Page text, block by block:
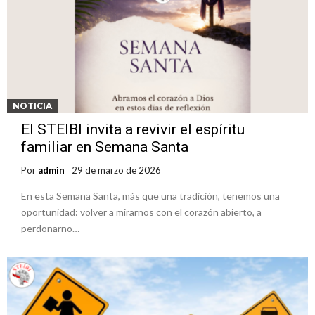
STEIBI te recuerda cuales son las 4 hormonas de la felicidad
STEIBI recuerda el “Día Mundial de Prevención de Cáncer de Cuello
STEIBI celebra el Dia Mundial de Conciencia sobre la Epilepsia
STEIBI VIVE LA PASIÓN DEL FÚTBOL
Llega a STEIBI una innovadora propuesta en servicios
gastronómicos “Joana Coffee”
Ministerio de Trabajo, ITAIPU y STEIBI impulsarán formación en
carreras técnicas
NIÑOS APRENDIERON SOBRE ROBÓTICA EN EL STEIBI
NOTICIA
El STEIBI invita a revivir el espíritu
familiar en Semana Santa
Por admin 29 de marzo de 2026
En esta Semana Santa, más que una tradición, tenemos una
oportunidad: volver a mirarnos con el corazón abierto, a
perdonarno…